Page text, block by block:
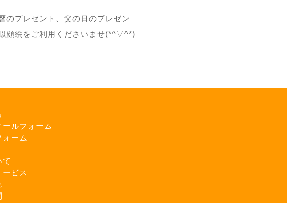
のプレゼント、父の日のプレゼン
顔絵をご利用くださいませ(*^▽^*)
ールフォーム
ォーム
て
ービス